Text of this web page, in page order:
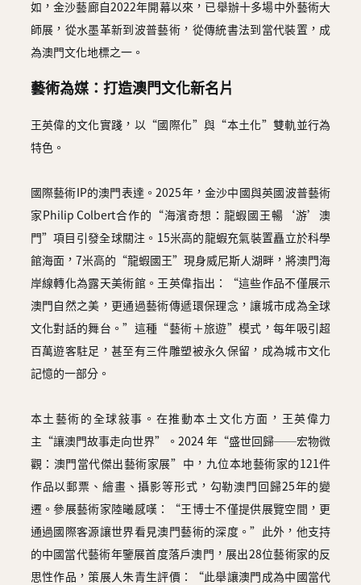
如，金沙藝廊自2022年開幕以來，已舉辦十多場中外藝術大
師展，從水墨革新到波普藝術，從傳統書法到當代裝置，成
為澳門文化地標之一。
藝術為媒：打造澳門文化新名片
王英偉的文化實踐，以“國際化”與“本土化”雙軌並行為
特色。
國際藝術IP的澳門表達。2025年，金沙中國與英國波普藝術
家Philip Colbert合作的“海濱奇想：龍蝦國王暢‘游’澳
門”項目引發全球關注。15米高的龍蝦充氣裝置矗立於科學
館海面，7米高的“龍蝦國王”現身威尼斯人湖畔，將澳門海
岸線轉化為露天美術館。王英偉指出：“這些作品不僅展示
澳門自然之美，更通過藝術傳遞環保理念，讓城市成為全球
文化對話的舞台。”這種“藝術＋旅遊”模式，每年吸引超
百萬遊客駐足，甚至有三件雕塑被永久保留，成為城市文化
記憶的一部分。
本土藝術的全球敍事。在推動本土文化方面，王英偉力
主“讓澳門故事走向世界”。2024 年“盛世回歸──宏物微
觀：澳門當代傑出藝術家展”中，九位本地藝術家的121件
作品以郵票、繪畫、攝影等形式，勾勒澳門回歸25年的變
遷。參展藝術家陸曦感嘆：“王博士不僅提供展覽空間，更
通過國際客源讓世界看見澳門藝術的深度。”此外，他支持
的中國當代藝術年鑒展首度落戶澳門，展出28位藝術家的反
思性作品，策展人朱青生評價：“此舉讓澳門成為中國當代